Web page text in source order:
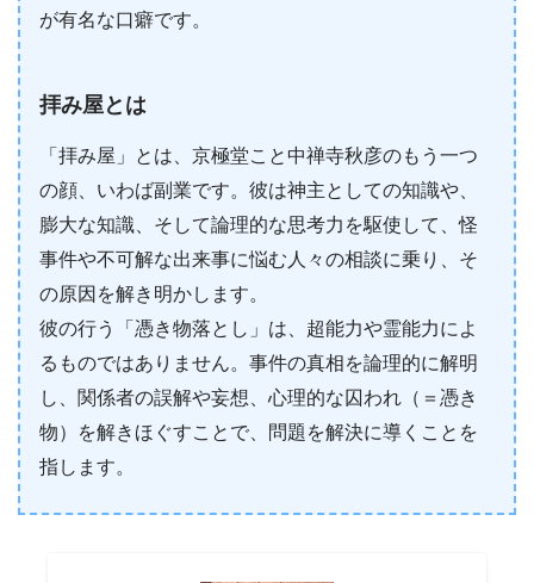
が有名な口癖です。
拝み屋とは
「拝み屋」とは、京極堂こと中禅寺秋彦のもう一つ
の顔、いわば副業です。彼は神主としての知識や、
膨大な知識、そして論理的な思考力を駆使して、怪
事件や不可解な出来事に悩む人々の相談に乗り、そ
の原因を解き明かします。
彼の行う「憑き物落とし」は、超能力や霊能力によ
るものではありません。事件の真相を論理的に解明
し、関係者の誤解や妄想、心理的な囚われ（＝憑き
物）を解きほぐすことで、問題を解決に導くことを
指します。